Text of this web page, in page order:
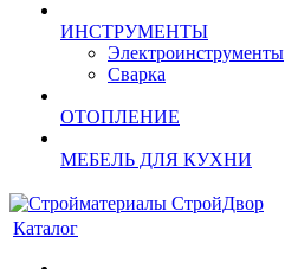
ИНСТРУМЕНТЫ
Электроинструменты
Сварка
ОТОПЛЕНИЕ
МЕБЕЛЬ ДЛЯ КУХНИ
Каталог